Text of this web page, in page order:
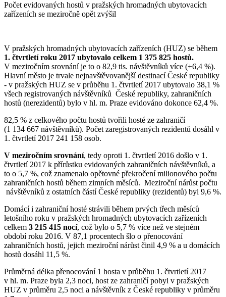
Počet evidovaných hostů v pražských hromadných ubytovacích
zařízeních se meziročně opět zvýšil
V pražských hromadných ubytovacích zařízeních (HUZ) se během
1. čtvrtletí roku 2017 ubytovalo celkem 1 375 825 hostů.
V meziročním srovnání je to o 82,9 tis. návštěvníků více (+6,4 %).
Hlavní město je trvale nejnavštěvovanější destinací České republiky
- v pražských HUZ se v průběhu 1. čtvrtletí 2017 ubytovalo 38,1 %
všech registrovaných návštěvníků České republiky, zahraničních
hostů (nerezidentů) bylo v hl. m. Praze evidováno dokonce 62,4 %.
82,5 % z celkového počtu hostů tvořili hosté ze zahraničí
(1 134 667 návštěvníků). Počet zaregistrovaných rezidentů dosáhl v
1. čtvrtletí 2017 241 158 osob.
V meziročním srovnání, tedy oproti 1. čtvrtletí 2016 došlo v 1.
čtvrtletí 2017 k přírůstku evidovaných zahraničních návštěvníků, a
to o 5,7 %, což znamenalo opětovné překročení milionového počtu
zahraničních hostů během zimních měsíců. Meziroční nárůst počtu
návštěvníků z ostatních částí České republiky (rezidentů) byl 9,6 %.
Domácí i zahraniční hosté strávili během prvých třech měsíců
letošního roku v pražských hromadných ubytovacích zařízeních
celkem 3 215 415 nocí, což bylo o 5,7 % více než ve stejném
období roku 2016. V 87,1 procentech šlo o přenocování
zahraničních hostů, jejich meziroční nárůst činil 4,9 % a u domácích
hostů dosáhl 11,5 %.
Průměrná délka přenocování 1 hosta v průběhu 1. čtvrtletí 2017
v hl. m. Praze byla 2,3 noci, host ze zahraničí pobyl v pražských
HUZ v průměru 2,5 noci a návštěvník z České republiky v průměru